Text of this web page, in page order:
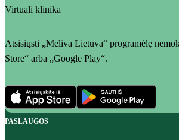
Virtuali klinika
Atsisiųsti „Meliva Lietuva“ programėlę
Store“ arba „Google Play“.
PASLAUGOS